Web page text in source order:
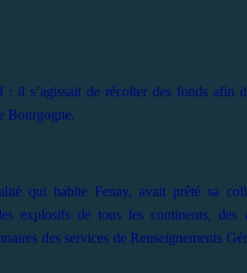
: il s’agissait de récolter des fonds afin
Bourgogne.
qui habite Fenay, avait prêté sa
explosifs de tous les continents, des
des services de Renseignements